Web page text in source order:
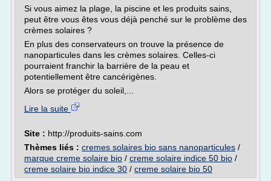
Si vous aimez la plage, la piscine et les produits sains,
peut être vous êtes vous déjà penché sur le problème des
crèmes solaires ?
En plus des conservateurs on trouve la présence de
nanoparticules dans les crèmes solaires. Celles-ci
pourraient franchir la barrière de la peau et
potentiellement être cancérigènes.
Alors se protéger du soleil,...
Lire la suite
Site : http://produits-sains.com
Thèmes liés : cremes solaires bio sans nanoparticules /
marque creme solaire bio / creme solaire indice 50 bio /
creme solaire bio indice 30 / creme solaire bio 50